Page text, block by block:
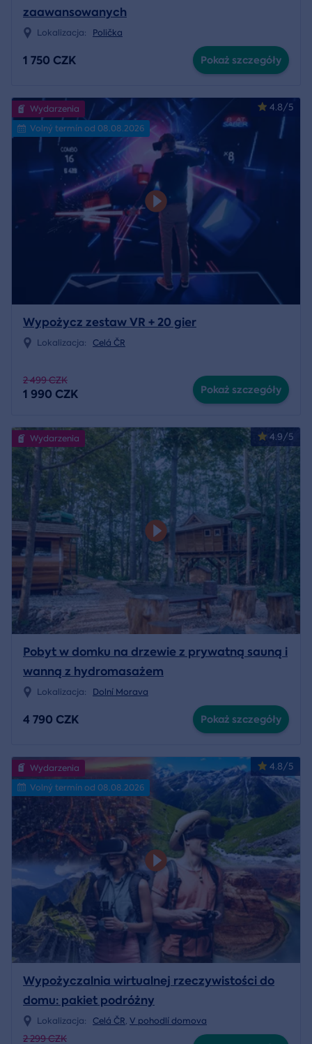
zaawansowanych
Lokalizacja: Polička
1 750 CZK Pokaż szczegóły
4.8/5
Wydarzenia
Volný termín od 08.08.2026
Wypożycz zestaw VR + 20 gier
Lokalizacja: Celá ČR
2 499 CZK
1 990 CZK Pokaż szczegóły
4.9/5
Wydarzenia
Pobyt w domku na drzewie z prywatną sauną i
wanną z hydromasażem
Lokalizacja: Dolní Morava
4 790 CZK Pokaż szczegóły
4.8/5
Wydarzenia
Volný termín od 08.08.2026
Wypożyczalnia wirtualnej rzeczywistości do
domu: pakiet podróżny
Lokalizacja: Celá ČR, V pohodlí domova
2 299 CZK